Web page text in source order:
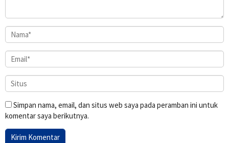
Simpan nama, email, dan situs web saya pada peramban ini untuk
komentar saya berikutnya.